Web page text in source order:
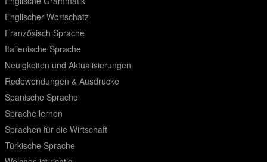
Englischer Wortschatz
Französisch Sprache
Italienische Sprache
Neuigkeiten und Aktualisierungen
Redewendungen & Ausdrücke
Spanische Sprache
Sprache lernen
Sprachen für die Wirtschaft
Türkische Sprache